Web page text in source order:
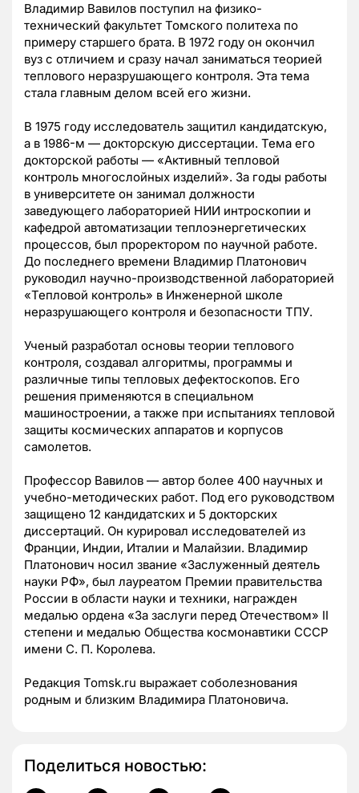
Владимир Вавилов поступил на физико-
технический факультет Томского политеха по
примеру старшего брата. В 1972 году он окончил
вуз с отличием и сразу начал заниматься теорией
теплового неразрушающего контроля. Эта тема
стала главным делом всей его жизни.
В 1975 году исследователь защитил кандидатскую,
а в 1986-м — докторскую диссертации. Тема его
докторской работы — «Активный тепловой
контроль многослойных изделий». За годы работы
в университете он занимал должности
заведующего лабораторией НИИ интроскопии и
кафедрой автоматизации теплоэнергетических
процессов, был проректором по научной работе.
До последнего времени Владимир Платонович
руководил научно-производственной лабораторией
«Тепловой контроль» в Инженерной школе
неразрушающего контроля и безопасности ТПУ.
Ученый разработал основы теории теплового
контроля, создавал алгоритмы, программы и
различные типы тепловых дефектоскопов. Его
решения применяются в специальном
машиностроении, а также при испытаниях тепловой
защиты космических аппаратов и корпусов
самолетов.
Профессор Вавилов — автор более 400 научных и
учебно-методических работ. Под его руководством
защищено 12 кандидатских и 5 докторских
диссертаций. Он курировал исследователей из
Франции, Индии, Италии и Малайзии. Владимир
Платонович носил звание «Заслуженный деятель
науки РФ», был лауреатом Премии правительства
России в области науки и техники, награжден
медалью ордена «За заслуги перед Отечеством» II
степени и медалью Общества космонавтики СССР
имени С. П. Королева.
Редакция Tomsk.ru выражает соболезнования
родным и близким Владимира Платоновича.
Поделиться новостью: